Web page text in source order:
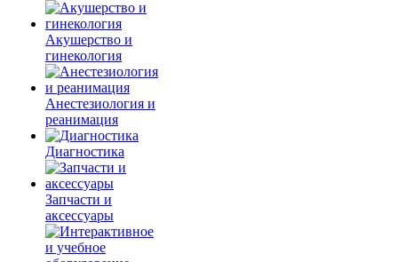
Акушерство и
гинекология
Анестезиология и
реанимация
Диагностика
Запчасти и
аксессуары